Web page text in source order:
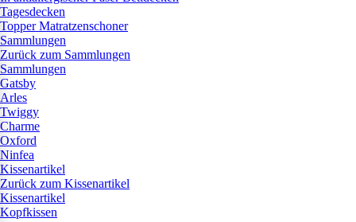
Tagesdecken
Topper Matratzenschoner
Sammlungen
Zurück zum Sammlungen
Sammlungen
Gatsby
Arles
Twiggy
Charme
Oxford
Ninfea
Kissenartikel
Zurück zum Kissenartikel
Kissenartikel
Kopfkissen